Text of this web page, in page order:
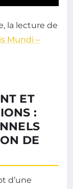
la lecture de
Mundi –
ET
:
DE
d’une